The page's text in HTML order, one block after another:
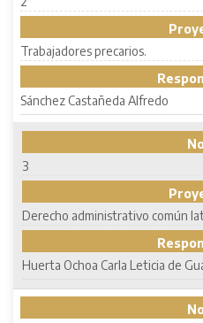
Trabajadores precarios.
Sánchez Castañeda Alfredo
3
Derecho administrativo común
Huerta Ochoa Carla Leticia de